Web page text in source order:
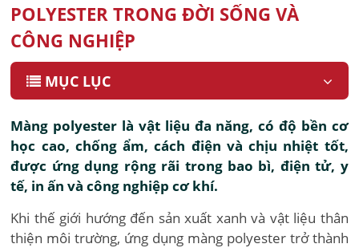
POLYESTER TRONG ĐỜI SỐNG VÀ
CÔNG NGHIỆP
MỤC LỤC
Màng polyester là vật liệu đa năng, có độ bền cơ
học cao, chống ẩm, cách điện và chịu nhiệt tốt,
được ứng dụng rộng rãi trong bao bì, điện tử, y
tế, in ấn và công nghiệp cơ khí.
Khi thế giới hướng đến sản xuất xanh và vật liệu thân
thiện môi trường, ứng dụng màng polyester trở thành